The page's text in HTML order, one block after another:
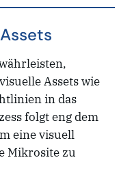
Assets wie
in das
folgt eng dem
eine visuell
Mikrosite zu